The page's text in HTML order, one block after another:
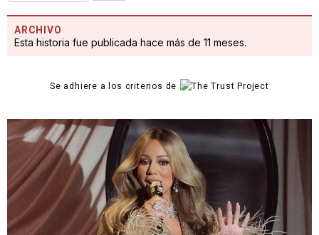
ARCHIVO
Esta historia fue publicada hace más de 11 meses.
Se adhiere a los criterios de